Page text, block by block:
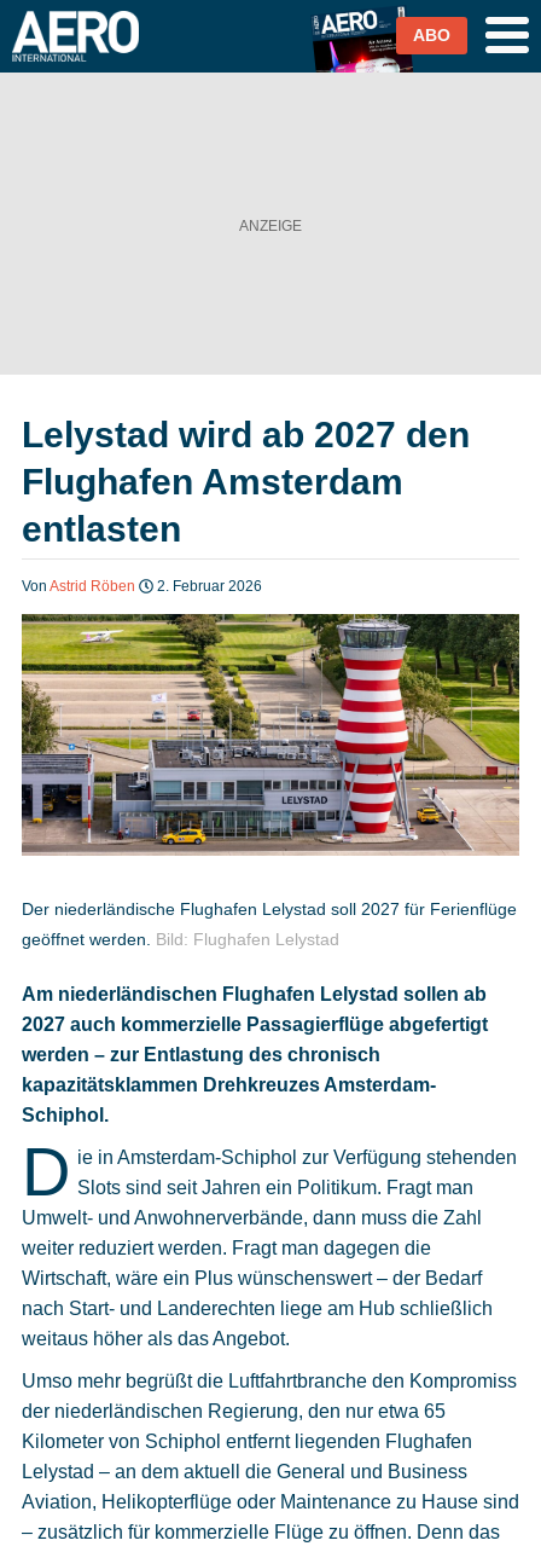
Magazin & Abo
Digitale Ausgabe
Podcast
Impressum
Datenschutz
Cookies
Datenschutzeinstellungen
ABO
Lelystad wird ab 2027 den
Flughafen Amsterdam
entlasten
Von Astrid Röben 2. Februar 2026
Der niederländische Flughafen Lelystad soll 2027 für Ferienflüge
geöffnet werden.
Bild: Flughafen Lelystad
Am niederländischen Flughafen Lelystad sollen ab
2027 auch kommerzielle Passagierflüge abgefertigt
werden – zur Entlastung des chronisch
kapazitätsklammen Drehkreuzes Amsterdam-
Schiphol.
D ie in Amsterdam-Schiphol zur Verfügung stehenden
Slots sind seit Jahren ein Politikum. Fragt man
Umwelt- und Anwohnerverbände, dann muss die Zahl
weiter reduziert werden. Fragt man dagegen die
Wirtschaft, wäre ein Plus wünschenswert – der Bedarf
nach Start- und Landerechten liege am Hub schließlich
weitaus höher als das Angebot.
Umso mehr begrüßt die Luftfahrtbranche den Kompromiss
der niederländischen Regierung, den nur etwa 65
Kilometer von Schiphol entfernt liegenden Flughafen
Lelystad – an dem aktuell die General und Business
Aviation, Helikopterflüge oder Maintenance zu Hause sind
– zusätzlich für kommerzielle Flüge zu öffnen. Denn das